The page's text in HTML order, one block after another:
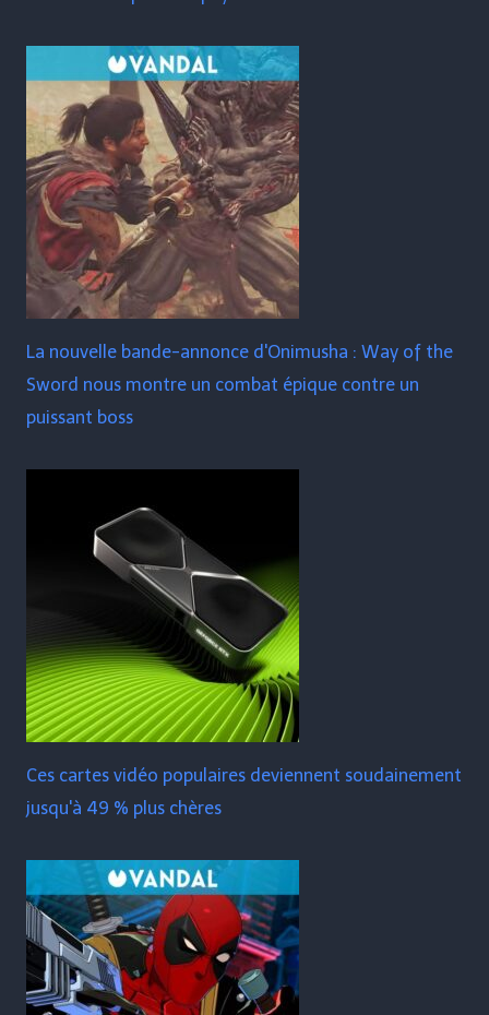
La nouvelle bande-annonce d'Onimusha : Way of the
Sword nous montre un combat épique contre un
puissant boss
Ces cartes vidéo populaires deviennent soudainement
jusqu'à 49 % plus chères